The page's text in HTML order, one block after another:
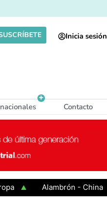
Inicia sesión
Contacto
Alambrón - China